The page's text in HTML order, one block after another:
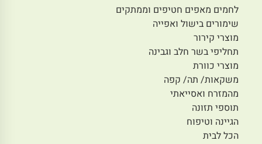
לחמים מאפים חטיפים וממתקים
שימורים בישול ואפייה
מוצרי קירור
תחליפי בשר חלב וגבינה
מוצרי כוורת
משקאות/ תה/ קפה
מהמזרח ואסייאתי
תוספי תזונה
הגיינה וטיפוח
הכל לבית